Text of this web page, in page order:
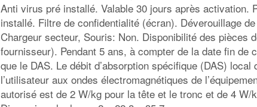
Anti virus pré installé. Valable 30 jours après activation.
installé. Filtre de confidentialité (écran). Déverouillage
Chargeur secteur, Souris: Non. Disponibilité des pièces
fournisseur). Pendant 5 ans, à compter de la date fin de
que le DAS. Le débit d’absorption spécifique (DAS) local
l’utilisateur aux ondes électromagnétiques de
autorisé est de 2 W/kg pour la tête et le tronc et de 4 W/